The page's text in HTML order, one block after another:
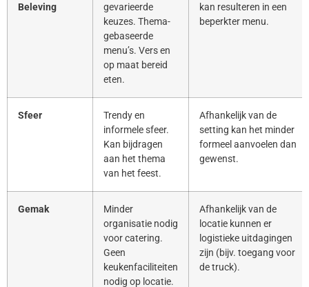
Beleving
gevarieerde
keuzes. Thema-
gebaseerde
menu’s. Vers en
op maat bereid
eten.
kan resulteren in een
beperkter menu.
Sfeer
Trendy en
informele sfeer.
Kan bijdragen
aan het thema
van het feest.
Afhankelijk van de
setting kan het minder
formeel aanvoelen dan
gewenst.
Gemak
Minder
organisatie nodig
voor catering.
Geen
keukenfaciliteiten
nodig op locatie.
Afhankelijk van de
locatie kunnen er
logistieke uitdagingen
zijn (bijv. toegang voor
de truck).